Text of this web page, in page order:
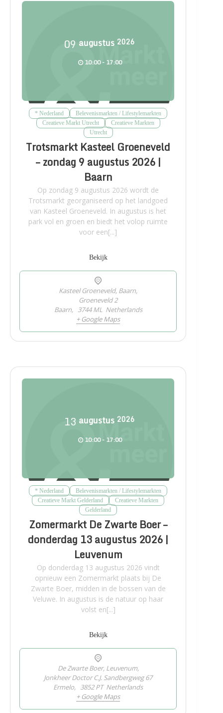
09 augustus 2026
10:00 - 17:00
* Nederland
Belevenismarkten / Lifestylemarkten
Creatieve Markt Utrecht
Creatieve Markten
Utrecht
Trotsmarkt Kasteel Groeneveld
– zondag 9 augustus 2026 |
Baarn
Op zondag 9 augustus 2026 wordt de
Trotsmarkt georganiseerd op het landgoed
van Kasteel Groeneveld. In augustus is het
park vol en groen en biedt het volop ruimte
voor een[...]
Bekijk
Kasteel Groeneveld, Baarn,
Groeneveld 2
Baarn, 3744 ML Netherlands
+ Google Maps
13 augustus 2026
10:00 - 17:00
* Nederland
Belevenismarkten / Lifestylemarkten
Creatieve Markt Gelderland
Creatieve Markten
Gelderland
Zomermarkt De Zwarte Boer –
donderdag 13 augustus 2026 |
Leuvenum
Op donderdag 13 augustus 2026 vindt
opnieuw een Zomermarkt plaats bij De
Zwarte Boer, midden in de bossen van de
Veluwe. In augustus is de natuur op haar
volst en[...]
Bekijk
De Zwarte Boer, Leuvenum,
Jonkheer Doctor C.J. Sandbergweg 67
Ermelo, 3852 PT Netherlands
+ Google Maps